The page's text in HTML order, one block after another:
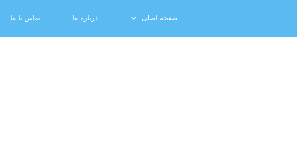
صفحه اصلی درباره ما تماس با ما